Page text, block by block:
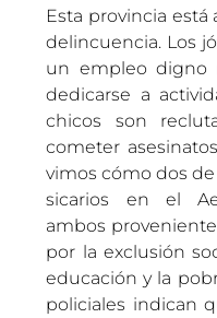
Esta provincia está
delincuencia. Los
un empleo digno
dedicarse a
chicos son
cometer
vimos cómo dos
sicarios en el
ambos
por la exclusión
educación y la
policiales indican